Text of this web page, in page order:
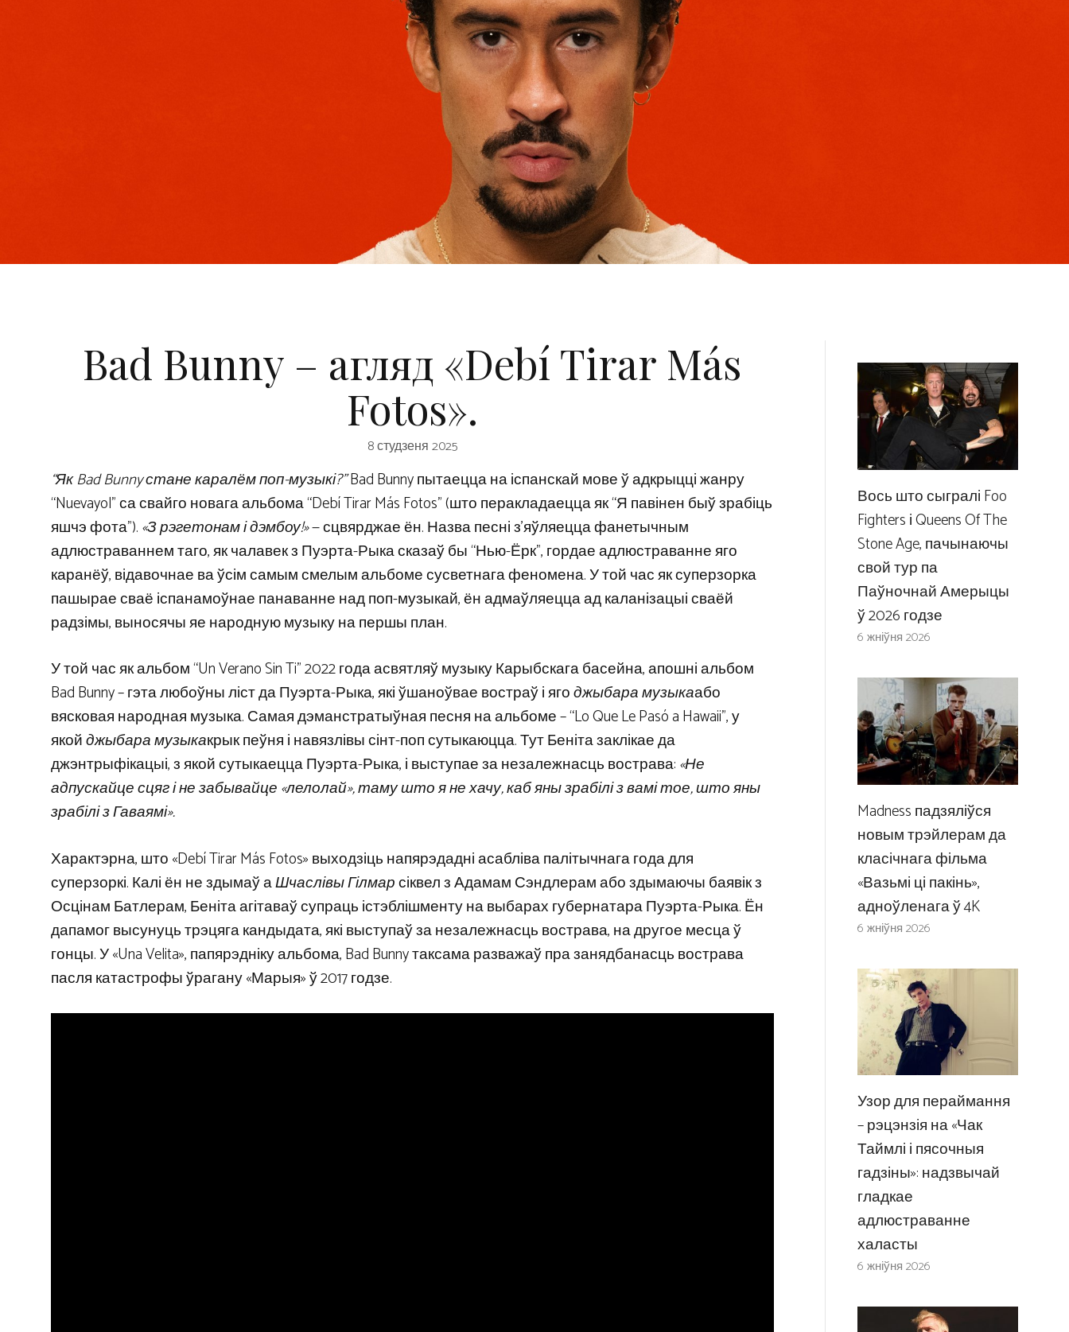
Bad Bunny – агляд «Debí Tirar Más
Fotos».
8 студзеня 2025
“Як Bad Bunny стане каралём поп-музыкі?”Bad Bunny пытаецца на іспанскай мове ў адкрыцці жанру
“Nuevayol” са свайго новага альбома “Debí Tirar Más Fotos” (што перакладаецца як “Я павінен быў зрабіць
яшчэ фота”).«З рэгетонам і дэмбоу!»— сцвярджае ён. Назва песні з’яўляецца фанетычным
адлюстраваннем таго, як чалавек з Пуэрта-Рыка сказаў бы “Нью-Ёрк”, гордае адлюстраванне яго
каранёў, відавочнае ва ўсім самым смелым альбоме сусветнага феномена. У той час як суперзорка
пашырае сваё іспанамоўнае панаванне над поп-музыкай, ён адмаўляецца ад каланізацыі сваёй
радзімы, выносячы яе народную музыку на першы план.
У той час як альбом “Un Verano Sin Ti” 2022 года асвятляў музыку Карыбскага басейна, апошні альбом
Bad Bunny – гэта любоўны ліст да Пуэрта-Рыка, які ўшаноўвае востраў і ягоджыбара музыкаабо
вясковая народная музыка. Самая дэманстратыўная песня на альбоме – “Lo Que Le Pasó a Hawaii”, у
якойджыбара музыкакрык пеўня і навязлівы сінт-поп сутыкаюцца. Тут Беніта заклікае да
джэнтрыфікацыі, з якой сутыкаецца Пуэрта-Рыка, і выступае за незалежнасць вострава:«Не
адпускайце сцяг і не забывайце «лелолай», таму што я не хачу, каб яны зрабілі з вамі тое, што яны
зрабілі з Гаваямі».
Характэрна, што «Debí Tirar Más Fotos» выходзіць напярэдадні асабліва палітычнага года для
суперзоркі. Калі ён не здымаў аШчаслівы Гілмарсіквел з Адамам Сэндлерам або здымаючы баявік з
Осцінам Батлерам, Беніта агітаваў супраць істэблішменту на выбарах губернатара Пуэрта-Рыка. Ён
дапамог высунуць трэцяга кандыдата, які выступаў за незалежнасць вострава, на другое месца ў
гонцы. У «Una Velita», папярэдніку альбома, Bad Bunny таксама разважаў пра занядбанасць вострава
пасля катастрофы ўрагану «Марыя» ў 2017 годзе.
Вось што сыгралі Foo
Fighters і Queens Of The
Stone Age, пачынаючы
свой тур па
Паўночнай Амерыцы
ў 2026 годзе
6 жніўня 2026
Madness падзяліўся
новым трэйлерам да
класічнага фільма
«Вазьмі ці пакінь»,
адноўленага ў 4K
6 жніўня 2026
Узор для пераймання
– рэцэнзія на «Чак
Таймлі і пясочныя
гадзіны»: надзвычай
гладкае
адлюстраванне
халасты
6 жніўня 2026